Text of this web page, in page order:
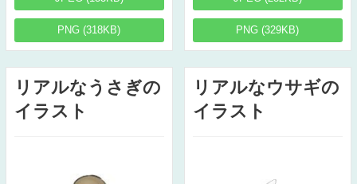
PNG (318KB) PNG (329KB)
リアルなうさぎの
イラスト
リアルなウサギの
イラスト